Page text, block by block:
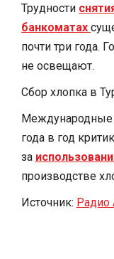
Трудности
банкоматах
почти три года.
не освещают.
Сбор хлопка в
Международные
года в год
за
производстве
Источник: Радио